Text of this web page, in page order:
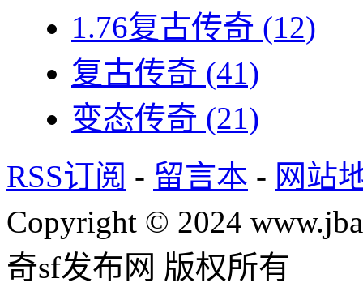
1.76复古传奇 (12)
复古传奇 (41)
变态传奇 (21)
RSS订阅 - 留言本 - 网站
Copyright © 2024
奇sf发布网 版权所有